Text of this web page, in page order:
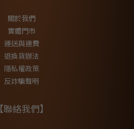
關於我們
實體門市
運送與運費
退換貨辦法
隱私權政策
反詐騙聲明
【聯絡我們】